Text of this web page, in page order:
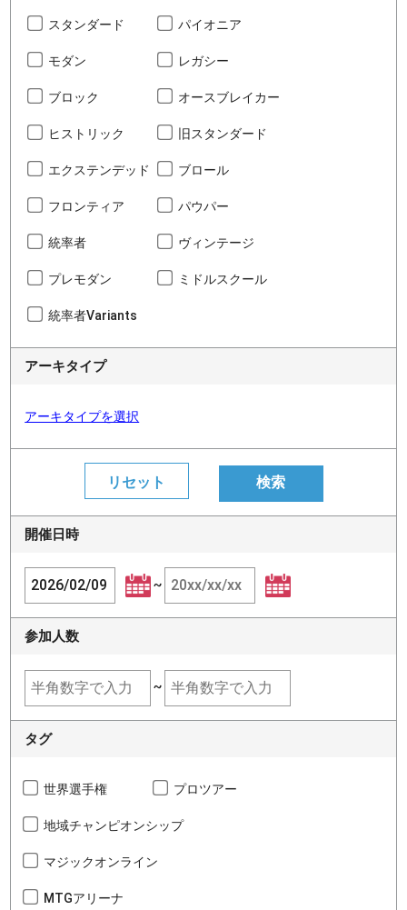
スタンダード パイオニア
モダン レガシー
ブロック オースブレイカー
ヒストリック 旧スタンダード
エクステンデッド ブロール
フロンティア パウパー
統率者 ヴィンテージ
プレモダン ミドルスクール
統率者Variants
アーキタイプ
アーキタイプを選択
開催日時
~
参加人数
~
タグ
世界選手権 プロツアー
地域チャンピオンシップ
マジックオンライン
MTGアリーナ